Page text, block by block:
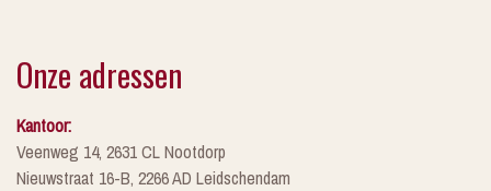
Onze adressen
Kantoor:
Veenweg 14, 2631 CL Nootdorp
Nieuwstraat 16-B, 2266 AD Leidschendam